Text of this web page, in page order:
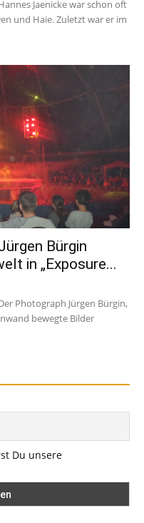
Jaenicke war schon oft
und Haie. Zuletzt war er im
Bürgin
in „Exposure...
Photograph Jürgen Bürgin,
bewegte Bilder
Du unsere